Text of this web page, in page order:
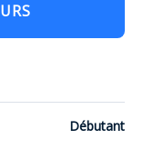
Débutant